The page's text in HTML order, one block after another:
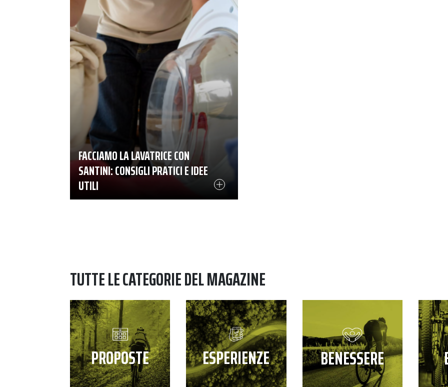
FACCIAMO LA LAVATRICE CON
SANTINI: CONSIGLI PRATICI E IDEE
UTILI
TUTTE LE CATEGORIE DEL MAGAZINE
PROPOSTE ESPERIENZE BENESSERE